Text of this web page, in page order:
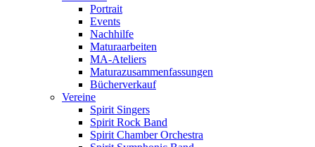
Portrait
Events
Nachhilfe
Maturaarbeiten
MA-Ateliers
Maturazusammenfassungen
Bücherverkauf
Vereine
Spirit Singers
Spirit Rock Band
Spirit Chamber Orchestra